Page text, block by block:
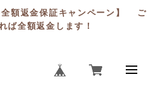
全額返金保証キャンペーン】 ご
ば全額返金します！